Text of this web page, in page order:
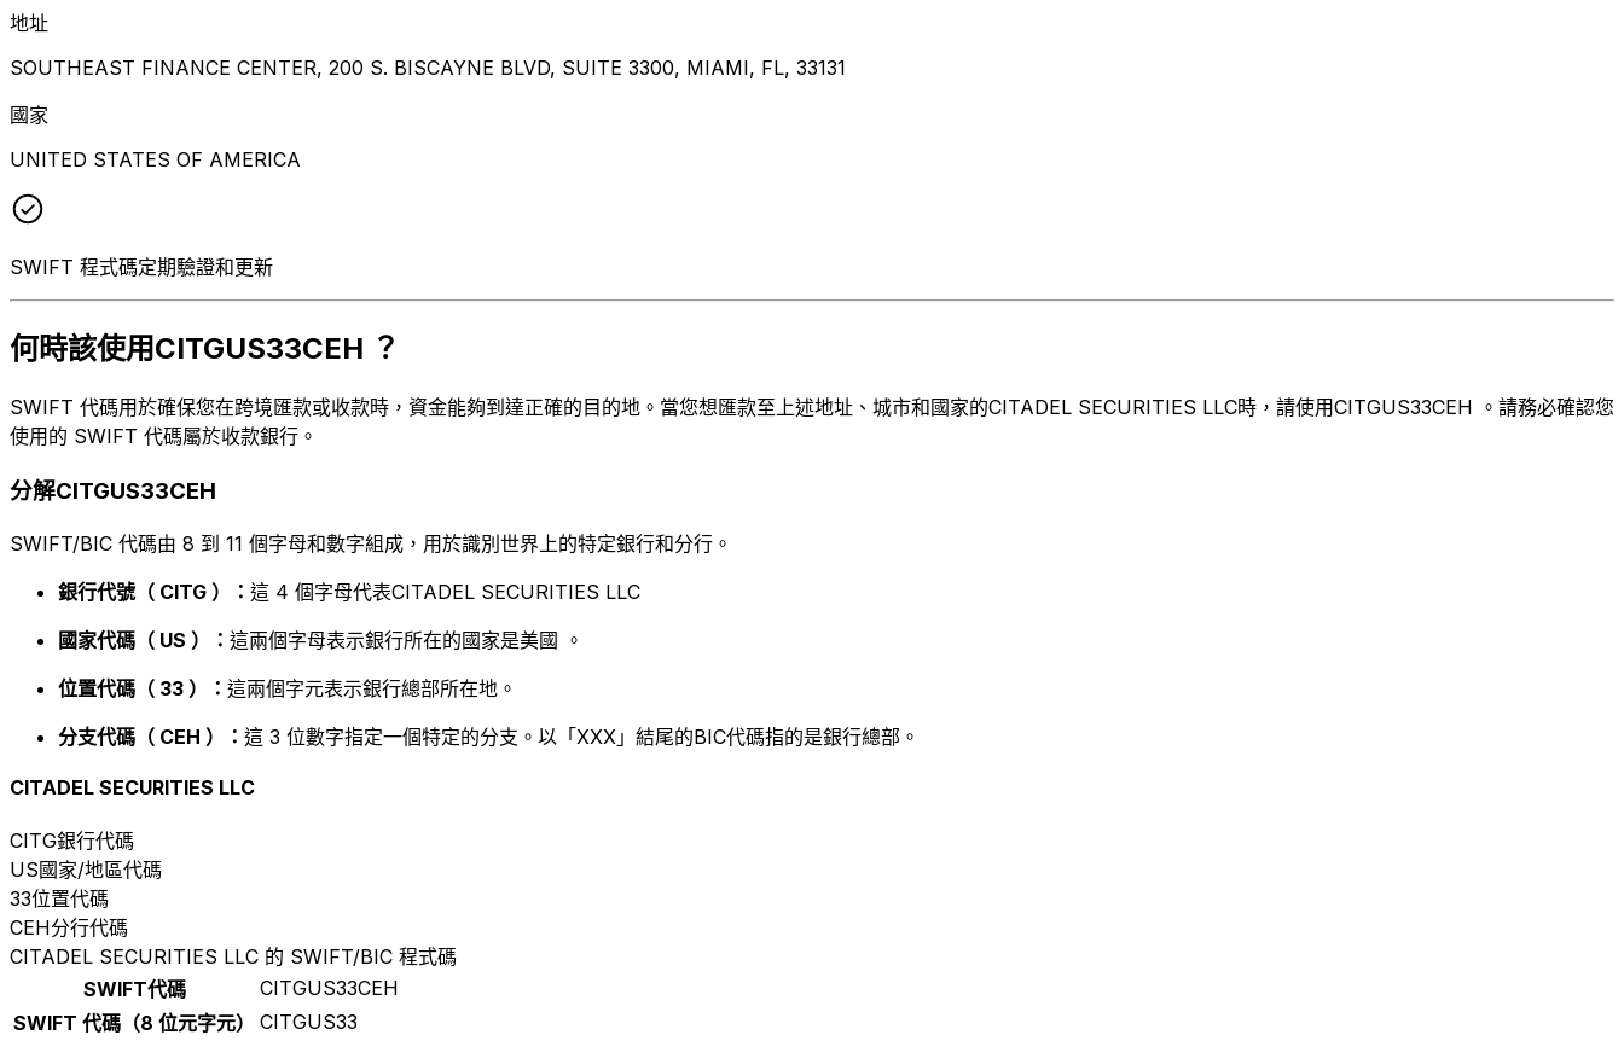
地址
SOUTHEAST FINANCE CENTER, 200 S. BISCAYNE BLVD, SUITE 3300, MIAMI, FL, 33131
國家
UNITED STATES OF AMERICA
SWIFT 程式碼定期驗證和更新
何時該使用CITGUS33CEH ？
SWIFT 代碼用於確保您在跨境匯款或收款時，資金能夠到達正確的目的地。當您想匯款至上述地址、城市和國家的CITADEL SECURITIES LLC時，請使用CITGUS33CEH 。請務必確認您
使用的 SWIFT 代碼屬於收款銀行。
分解CITGUS33CEH
SWIFT/BIC 代碼由 8 到 11 個字母和數字組成，用於識別世界上的特定銀行和分行。
銀行代號（ CITG ）： 這 4 個字母代表CITADEL SECURITIES LLC
國家代碼（ US ）： 這兩個字母表示銀行所在的國家是美國 。
位置代碼（ 33 ）： 這兩個字元表示銀行總部所在地。
分支代碼（ CEH ）： 這 3 位數字指定一個特定的分支。以「XXX」結尾的BIC代碼指的是銀行總部。
CITADEL SECURITIES LLC
CITG銀行代碼
US國家/地區代碼
33位置代碼
CEH分行代碼
CITADEL SECURITIES LLC 的 SWIFT/BIC 程式碼
SWIFT代碼
CITGUS33CEH
SWIFT 代碼（8 位元字元）
CITGUS33